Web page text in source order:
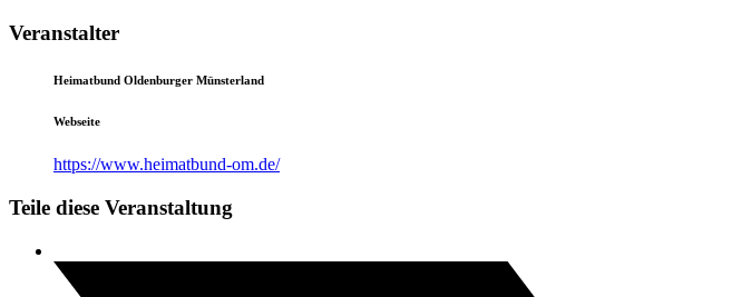
Veranstalter
Heimatbund Oldenburger Münsterland
Webseite
https://www.heimatbund-om.de/
Teile diese Veranstaltung